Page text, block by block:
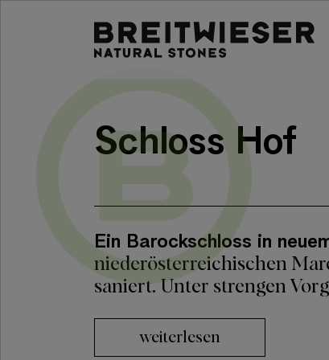
Schloss Hof
Ein Barockschloss in
niederösterreichischen
saniert. Unter strengen
weiterlesen